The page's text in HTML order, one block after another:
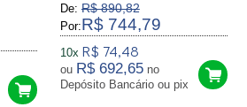
De: R$ 890,82
Por:R$ 744,79
10x R$ 74,48
ou R$ 692,65 no
Depósito Bancário ou pix